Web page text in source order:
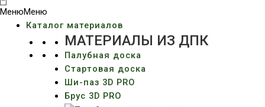
МенюМеню
Каталог материалов
МАТЕРИАЛЫ ИЗ ДПК
Палубная доска
Стартовая доска
Ши-паз 3D PRO
Брус 3D PRO